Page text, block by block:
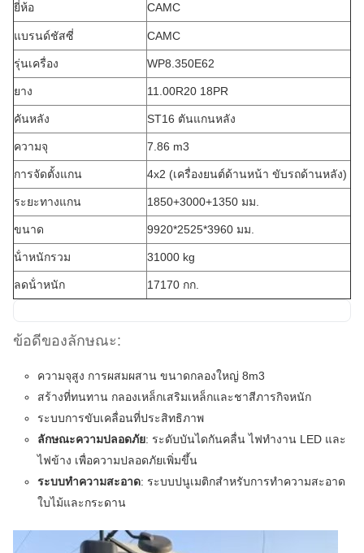
ยี่ห้อ
CAMC
แบรนด์ชัสซี่ CAMC
รุ่นเครื่อง WP8.350E62
ยาง 11.00R20 18PR
คันหลัง ST16 ตันแกนหลัง
ความจุ 7.86 m3
การจัดตั้งแกน 4x2 (เครื่องยนต์ด้านหน้า ขับรถด้านหลัง)
ระยะทางแกน 1850+3000+1350 มม.
ขนาด 9920*2525*3960 มม.
น้ําหนักรวม 31000 kg
ลดน้ําหนัก 17170 กก.
ข้อดีของลักษณะ:
ความจุสูง การผสมผสาน ขนาดกลองใหญ่ 8m3
สร้างที่ทนทาน กลองเหล็กเสริมเหล็กและชาสีภารกิจหนัก
ระบบการขับเคลื่อนที่ประสิทธิภาพ
ลักษณะความปลอดภัย: ระดับบันไดกันคลื่น ไฟทํางาน LED และ
ไฟข้าง เพื่อความปลอดภัยเพิ่มขึ้น
ระบบทําความสะอาด: ระบบปนูเมติกสําหรับการทําความสะอาด
ใบไม้และกระดาน